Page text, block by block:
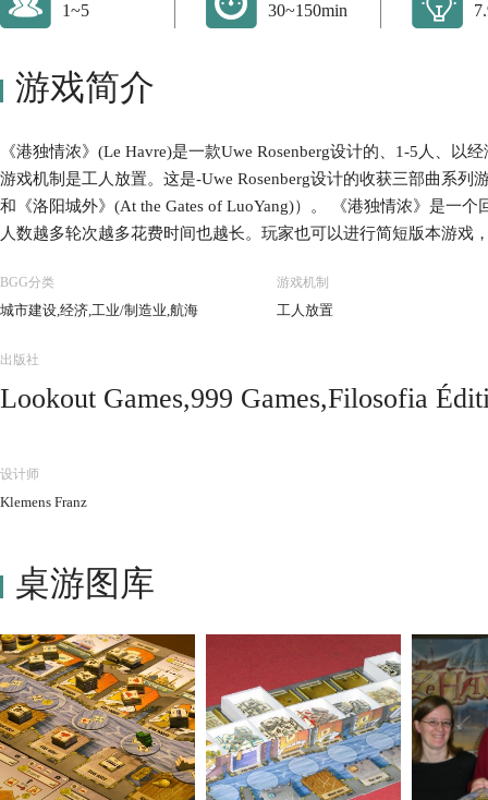
1~5
30~150min
游戏简介
《港独情浓》(Le Havre)是一款Uwe Rosenberg设计的、1-5人、以
游戏机制是工人放置。这是-Uwe Rosenberg设计的收获三部曲系列
和《洛阳城外》(At the Gates of LuoYang)）。 《港独情浓》是一
人数越多轮次越多花费时间也越长。玩家也可以进行简短版本游戏
行一个主要行动和多次可选行动。 主要行动为二选一：玩家可以
法郎，或者可以使用一个可用的建筑。使用不属于自己的建筑需要
可以购买已经建造的公共建筑或三个建筑计划牌堆顶的建筑。玩家
船只的购买成本与建筑/船只价值不同。玩家出售建筑或船只，只
戏中，建筑是投资机会和收入来源，而船只则主要提供食物。 当
游戏结束。将自己拥有的建筑和船只的价值、带有+号建筑的附加
发行了英文版，并且该英文版包含了大村庄（Le Grand Hameau）
BGG分类
城市建设,经济,工业/制造业,航海
游戏机制
工人放置
出版社
Lookout Games,999 Games,Filosofia
Creative,Maldito Games,Mayfair
edizioni,Ystari Games,Z-Man Games
设计师
Klemens Franz
桌游图库